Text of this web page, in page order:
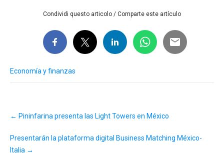
Condividi questo articolo / Comparte este artículo
Economía y finanzas
navigation
← Pininfarina presenta las Light Towers en México
Presentarán la plataforma digital Business Matching México-
Italia →